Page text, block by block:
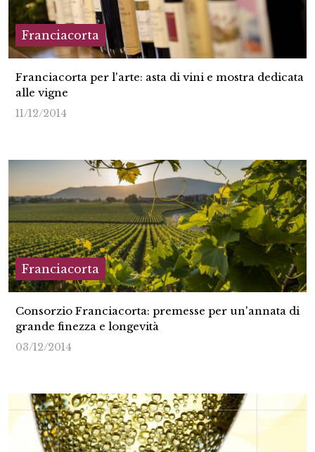
Franciacorta
Franciacorta per l'arte: asta di vini e mostra dedicata
alle vigne
11/12/2014
Franciacorta
Consorzio Franciacorta: premesse per un'annata di
grande finezza e longevità
03/12/2014